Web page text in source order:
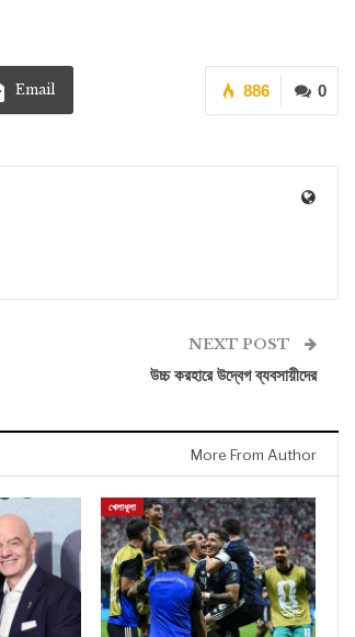
0
886
Email
NEXT POST
উচ্চ করহারে উদ্বেগ ব্যবসায়ীদের
More From Author
খেলাধুলা